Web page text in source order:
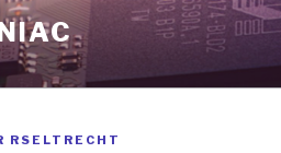
RSELTRECHT